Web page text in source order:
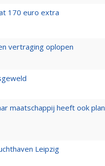
170 euro extra
vertraging oplopen
maatschappij heeft ook plan
Leipzig